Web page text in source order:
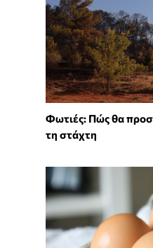
Φωτιές: Πώς θα
τη στάχτη